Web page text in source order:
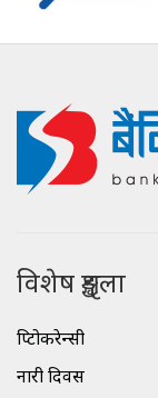
विशेष शृङ्खला
क्रिप्टोकरेन्सी
नारी दिवस